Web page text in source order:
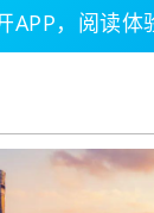
青浦区，起始
利置业以
20.4%的溢价
的地块则分别
APP，阅读体